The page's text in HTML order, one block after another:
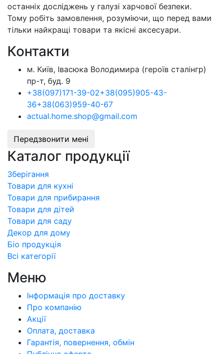
останніх досліджень у галузі харчової безпеки.
Тому робіть замовлення, розуміючи, що перед вами
тільки найкращі товари та якісні аксесуари.
Контакти
м. Київ, Івасюка Володимира (героїв сталінгр)
пр-т, буд. 9
+38(097)171-39-02+38(095)905-43-
36+38(063)959-40-67
actual.home.shop@gmail.com
Передзвонити мені
Каталог продукції
Зберігання
Товари для кухні
Товари для прибирання
Товари для дітей
Товари для саду
Декор для дому
Бiо продукція
Всі категорії
Меню
Інформація про доставку
Про компанiю
Акції
Оплата, доставка
Гарантія, повернення, обмін